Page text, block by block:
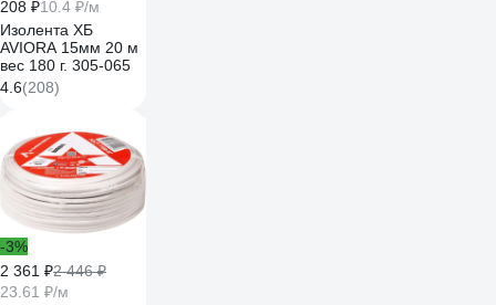
208 ₽10.4 ₽/м
Изолента ХБ
AVIORA 15мм 20 м
вес 180 г. 305-065
4.6(208)
-3%
2 361 ₽2 446 ₽
23.61 ₽/м